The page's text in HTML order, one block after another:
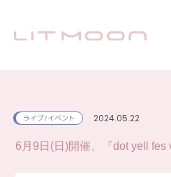
ライブ/イベント 2024.05.22
6月9日(日)開催、『dot yell fes